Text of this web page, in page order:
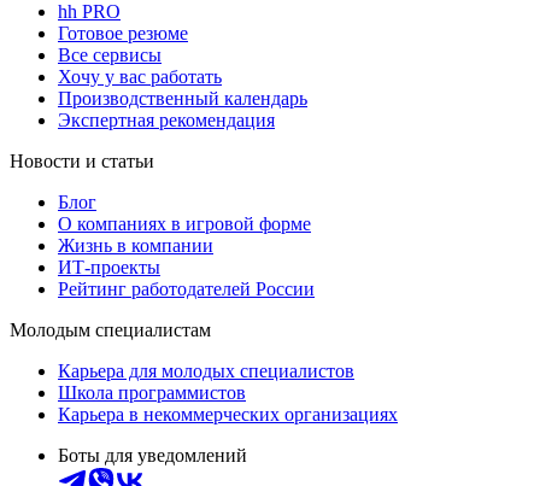
hh PRO
Готовое резюме
Все сервисы
Хочу у вас работать
Производственный календарь
Экспертная рекомендация
Новости и статьи
Блог
О компаниях в игровой форме
Жизнь в компании
ИТ-проекты
Рейтинг работодателей России
Молодым специалистам
Карьера для молодых специалистов
Школа программистов
Карьера в некоммерческих организациях
Боты для уведомлений